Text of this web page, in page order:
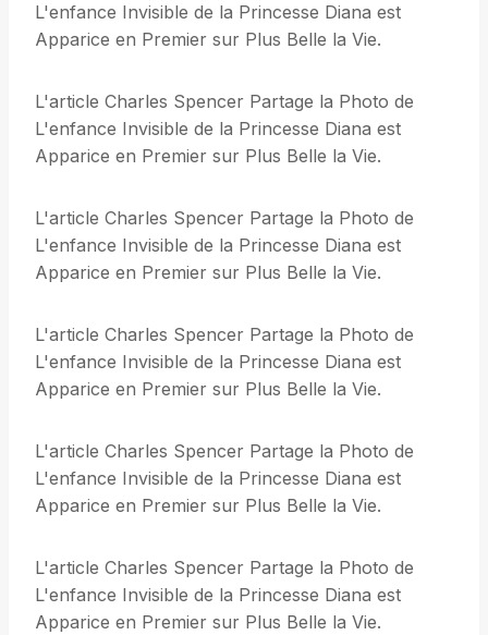
L'enfance Invisible de la Princesse Diana est
Apparice en Premier sur Plus Belle la Vie.
L'article Charles Spencer Partage la Photo de
L'enfance Invisible de la Princesse Diana est
Apparice en Premier sur Plus Belle la Vie.
L'article Charles Spencer Partage la Photo de
L'enfance Invisible de la Princesse Diana est
Apparice en Premier sur Plus Belle la Vie.
L'article Charles Spencer Partage la Photo de
L'enfance Invisible de la Princesse Diana est
Apparice en Premier sur Plus Belle la Vie.
L'article Charles Spencer Partage la Photo de
L'enfance Invisible de la Princesse Diana est
Apparice en Premier sur Plus Belle la Vie.
L'article Charles Spencer Partage la Photo de
L'enfance Invisible de la Princesse Diana est
Apparice en Premier sur Plus Belle la Vie.